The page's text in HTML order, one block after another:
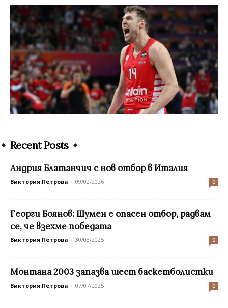
Recent Posts
Андрия Блатанчич с нов отбор в Италия
Виктория Петрова - 09/02/2026 0
Георги Боянов: Шумен е опасен отбор, радвам
се, че взехме победата
Виктория Петрова - 30/03/2025 0
Монтана 2003 запазва шест баскетболистки
Виктория Петрова - 07/07/2025 0